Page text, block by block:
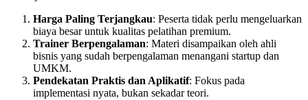
Harga Paling Terjangkau: Peserta tidak perlu mengeluarkan
biaya besar untuk kualitas pelatihan premium.
Trainer Berpengalaman: Materi disampaikan oleh ahli
bisnis yang sudah berpengalaman menangani startup dan
UMKM.
Pendekatan Praktis dan Aplikatif: Fokus pada
implementasi nyata, bukan sekadar teori.